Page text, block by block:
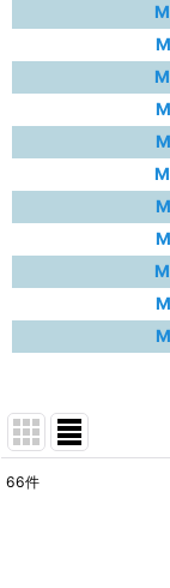
66件